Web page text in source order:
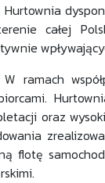
Hurtownia
całej
W ramach
oraz
flotę